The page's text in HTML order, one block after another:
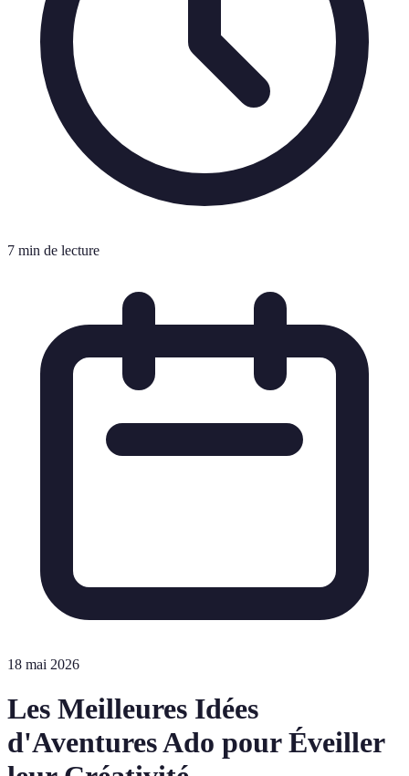
7 min de lecture
18 mai 2026
Les Meilleures Idées
d'Aventures Ado pour Éveiller